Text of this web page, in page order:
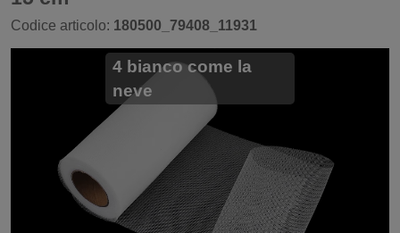
Codice articolo: 180500_79408_11931
4 bianco come la
neve